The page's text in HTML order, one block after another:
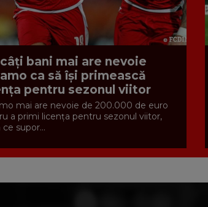
bani mai are nevoie
ca să își primească
pentru sezonul viitor
mai are nevoie de 200.000 de euro
a primi licenţa pentru sezonul viitor,
ce supor...